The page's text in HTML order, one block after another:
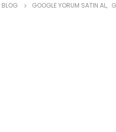
BLOG GOOGLE YORUM SATIN AL,